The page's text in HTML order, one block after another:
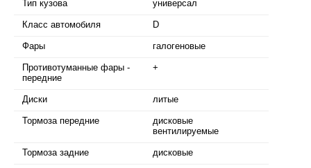
Тип кузова универсал
Класс автомобиля D
Фары галогеновые
Противотуманные фары -
передние
+
Диски литые
Тормоза передние
дисковые
вентилируемые
Тормоза задние дисковые